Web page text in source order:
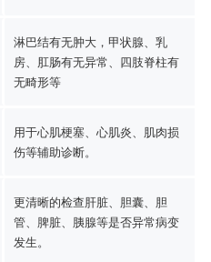
淋巴结有无肿大，甲状腺、乳
房、肛肠有无异常、四肢脊柱有
无畸形等
用于心肌梗塞、心肌炎、肌肉损
伤等辅助诊断。
更清晰的检查肝脏、胆囊、胆
管、脾脏、胰腺等是否异常病变
发生。